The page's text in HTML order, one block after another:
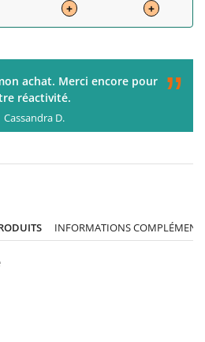
+ +
commande à la livraison. Je
!
Gérard H. ”
INFORMATIONS